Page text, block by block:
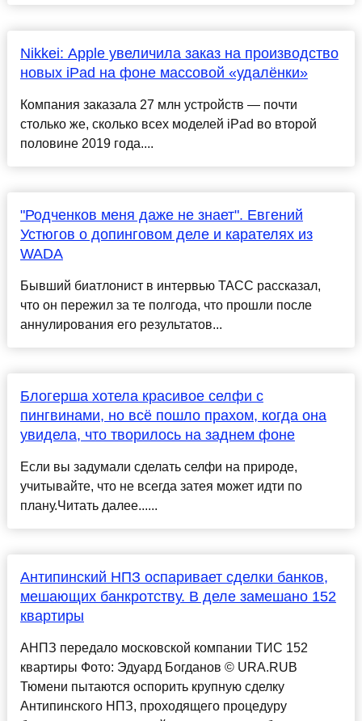
Nikkei: Apple увеличила заказ на производство
новых iPad на фоне массовой «удалёнки»
Компания заказала 27 млн устройств — почти
столько же, сколько всех моделей iPad во второй
половине 2019 года....
"Родченков меня даже не знает". Евгений
Устюгов о допинговом деле и карателях из
WADA
Бывший биатлонист в интервью ТАСС рассказал,
что он пережил за те полгода, что прошли после
аннулирования его результатов...
Блогерша хотела красивое селфи с
пингвинами, но всё пошло прахом, когда она
увидела, что творилось на заднем фоне
Если вы задумали сделать селфи на природе,
учитывайте, что не всегда затея может идти по
плану.Читать далее......
Антипинский НПЗ оспаривает сделки банков,
мешающих банкротству. В деле замешано 152
квартиры
АНПЗ передало московской компании ТИС 152
квартиры Фото: Эдуард Богданов © URA.RUВ
Тюмени пытаются оспорить крупную сделку
Антипинского НПЗ, проходящего процедуру